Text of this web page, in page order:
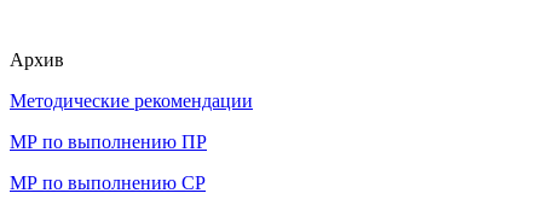
Архив
Методические рекомендации
МР по выполнению ПР
МР по выполнению СР